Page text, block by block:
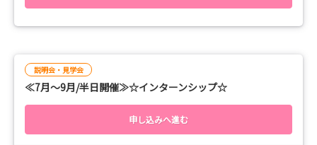
説明会・見学会
≪7月～9月/半日開催≫☆インターンシップ☆
申し込みへ進む